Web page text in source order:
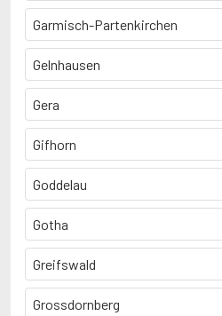
Garmisch-Partenkirchen
Gelnhausen
Gera
Gifhorn
Goddelau
Gotha
Greifswald
Grossdornberg